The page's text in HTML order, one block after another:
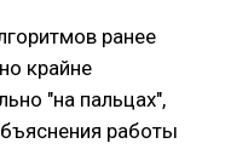
ранее
крайне
"на пальцах",
работы